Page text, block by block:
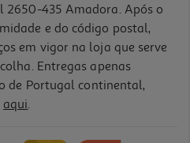
S220 Branco
2650-435 Amadora. Após o
e do código postal,
em vigor na loja que serve
Entregas apenas
de Portugal continental,
aqui.